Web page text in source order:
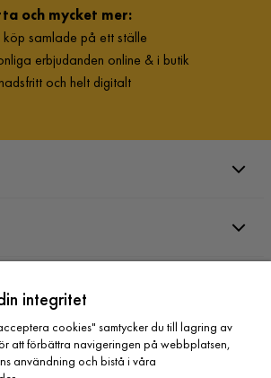
och mycket mer:
köp samlade på ett ställe
erbjudanden online & i butik
och helt digitalt
integritet
cookies" samtycker du till lagring av
att förbättra navigeringen på webbplatsen,
användning och bistå i våra